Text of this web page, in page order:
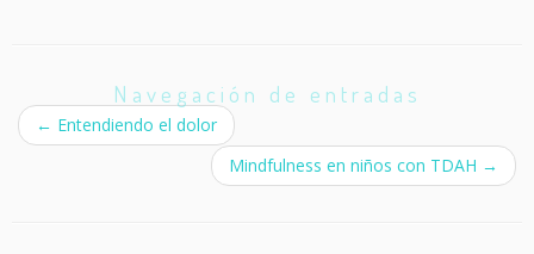
Navegación de entradas
← Entendiendo el dolor
Mindfulness en niños con TDAH →